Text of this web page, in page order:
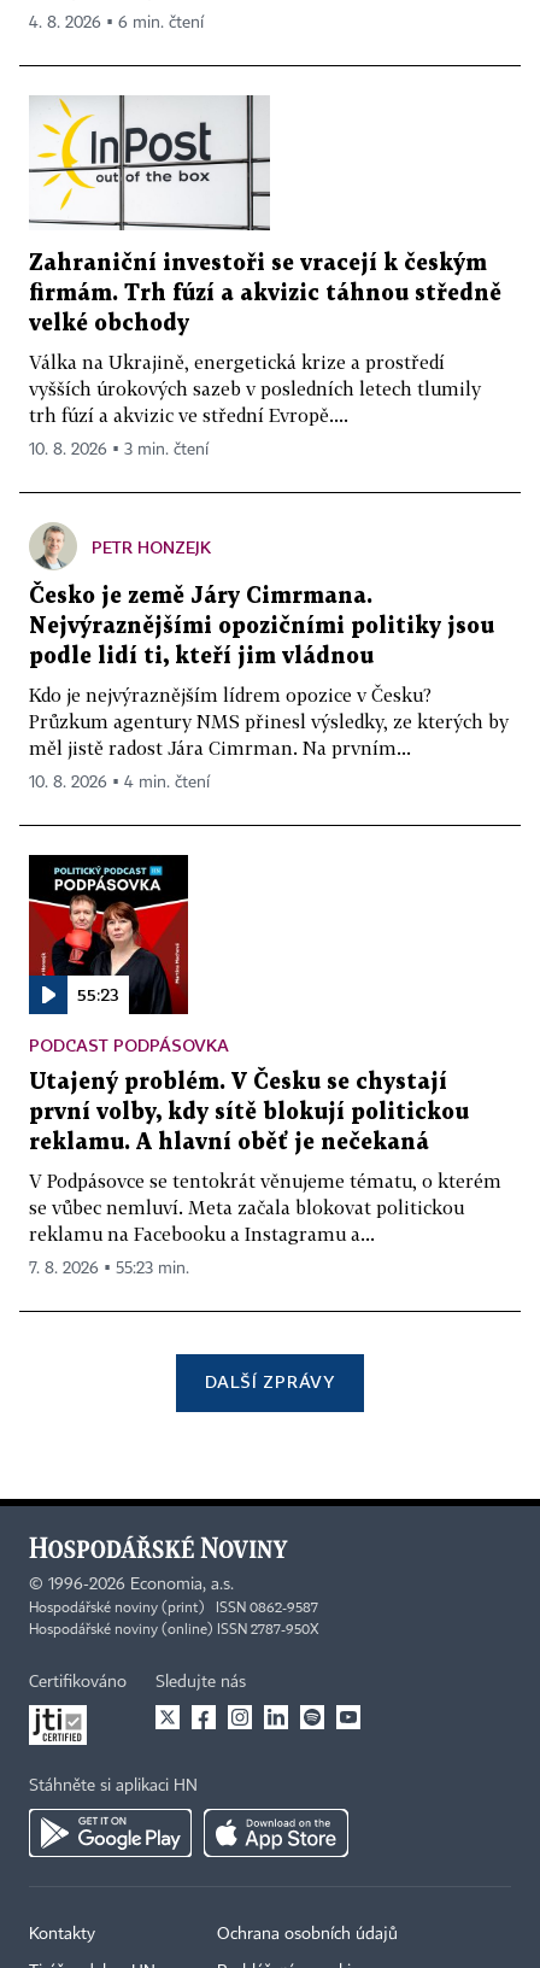
4. 8. 2026 ▪ 6 min. čtení
Zahraniční investoři se vracejí k českým
firmám. Trh fúzí a akvizic táhnou středně
velké obchody
Válka na Ukrajině, energetická krize a prostředí
vyšších úrokových sazeb v posledních letech tlumily
trh fúzí a akvizic ve střední Evropě....
10. 8. 2026 ▪ 3 min. čtení
PETR HONZEJK
Česko je země Járy Cimrmana.
Nejvýraznějšími opozičními politiky jsou
podle lidí ti, kteří jim vládnou
Kdo je nejvýraznějším lídrem opozice v Česku?
Průzkum agentury NMS přinesl výsledky, ze kterých by
měl jistě radost Jára Cimrman. Na prvním...
10. 8. 2026 ▪ 4 min. čtení
55:23
PODCAST PODPÁSOVKA
Utajený problém. V Česku se chystají
první volby, kdy sítě blokují politickou
reklamu. A hlavní oběť je nečekaná
V Podpásovce se tentokrát věnujeme tématu, o kterém
se vůbec nemluví. Meta začala blokovat politickou
reklamu na Facebooku a Instagramu a...
7. 8. 2026 ▪ 55:23 min.
DALŠÍ ZPRÁVY
© 1996-2026 Economia, a.s.
Hospodářské noviny (print) ISSN 0862-9587
Hospodářské noviny (online) ISSN 2787-950X
Certifikováno Sledujte nás
Stáhněte si aplikaci HN
Kontakty Ochrana osobních údajů